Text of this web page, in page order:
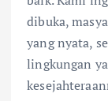
dibuka,
yang nyata,
lingkungan